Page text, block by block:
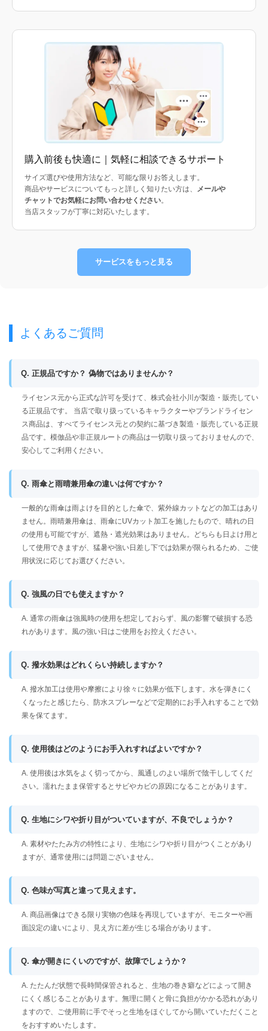
購入前後も快適に｜気軽に相談できるサポート
サイズ選びや使用方法など、可能な限りお答えします。
商品やサービスについてもっと詳しく知りたい方は、 メールや
チャットでお気軽にお問い合わせください。
当店スタッフが丁寧に対応いたします。
サービスをもっと見る
よくあるご質問
Q. 正規品ですか？ 偽物ではありませんか？
ライセンス元から正式な許可を受けて、株式会社小川が製造・販売してい
る正規品です。 当店で取り扱っているキャラクターやブランドライセン
ス商品は、すべてライセンス元との契約に基づき製造・販売している正規
品です。模倣品や非正規ルートの商品は一切取り扱っておりませんので、
安心してご利用ください。
Q. 雨傘と雨晴兼用傘の違いは何ですか？
一般的な雨傘は雨よけを目的とした傘で、紫外線カットなどの加工はあり
ません。雨晴兼用傘は、雨傘にUVカット加工を施したもので、晴れの日
の使用も可能ですが、遮熱・遮光効果はありません。どちらも日よけ用と
して使用できますが、猛暑や強い日差し下では効果が限られるため、ご使
用状況に応じてお選びください。
Q. 強風の日でも使えますか？
A. 通常の雨傘は強風時の使用を想定しておらず、風の影響で破損する恐
れがあります。風の強い日はご使用をお控えください。
Q. 撥水効果はどれくらい持続しますか？
A. 撥水加工は使用や摩擦により徐々に効果が低下します。水を弾きにく
くなったと感じたら、防水スプレーなどで定期的にお手入れすることで効
果を保てます。
Q. 使用後はどのようにお手入れすればよいですか？
A. 使用後は水気をよく切ってから、風通しのよい場所で陰干ししてくだ
さい。濡れたまま保管するとサビやカビの原因になることがあります。
Q. 生地にシワや折り目がついていますが、不良でしょうか？
A. 素材やたたみ方の特性により、生地にシワや折り目がつくことがあり
ますが、通常使用には問題ございません。
Q. 色味が写真と違って見えます。
A. 商品画像はできる限り実物の色味を再現していますが、モニターや画
面設定の違いにより、見え方に差が生じる場合があります。
Q. 傘が開きにくいのですが、故障でしょうか？
A. たたんだ状態で長時間保管されると、生地の巻き癖などによって開き
にくく感じることがあります。無理に開くと骨に負担がかかる恐れがあり
ますので、ご使用前に手でそっと生地をほぐしてから開いていただくこと
をおすすめいたします。